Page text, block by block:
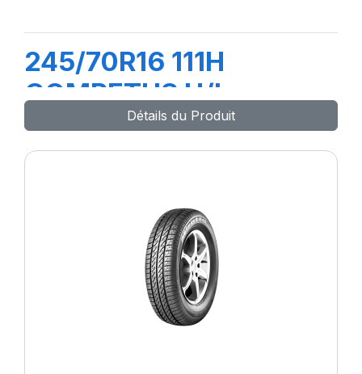
245/70R16 111H
COMPETUS H/L
Détails du Produit